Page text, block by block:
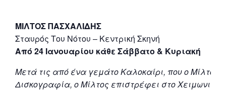
ΜΙΛΤΟΣ ΠΑΣΧΑΛΙΔΗΣ
Σταυρός Του Νότου – Κεντρική Σκηνή
Από 24 Ιανουαρίου κάθε Σάββατο & Κυριακή
Μετά τις από ένα γεμάτο Καλοκαίρι, που ο Μίλτος
Δισκογραφία, ο Μίλτος επιστρέφει στο